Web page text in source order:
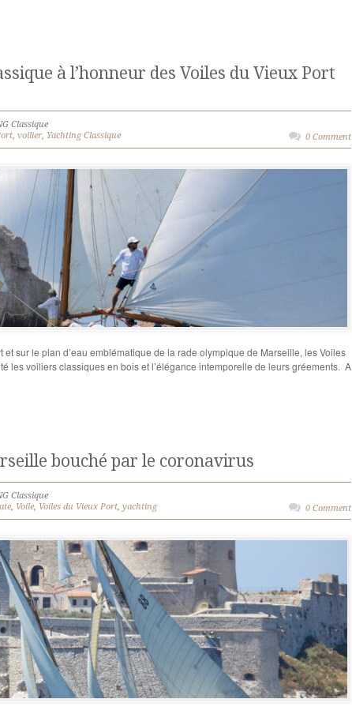
à l’honneur des Voiles du Vieux Port
Classique
, voilier, Yachting Classique 0 Comment
et sur le plan d’eau emblématique de la rade olympique de Marseille, les Voiles
les voiliers classiques en bois et l’élégance intemporelle de leurs gréements. A
bouché par le coronavirus
Classique
, Voile, Voiles du Vieux Port, yachting 0 Comment